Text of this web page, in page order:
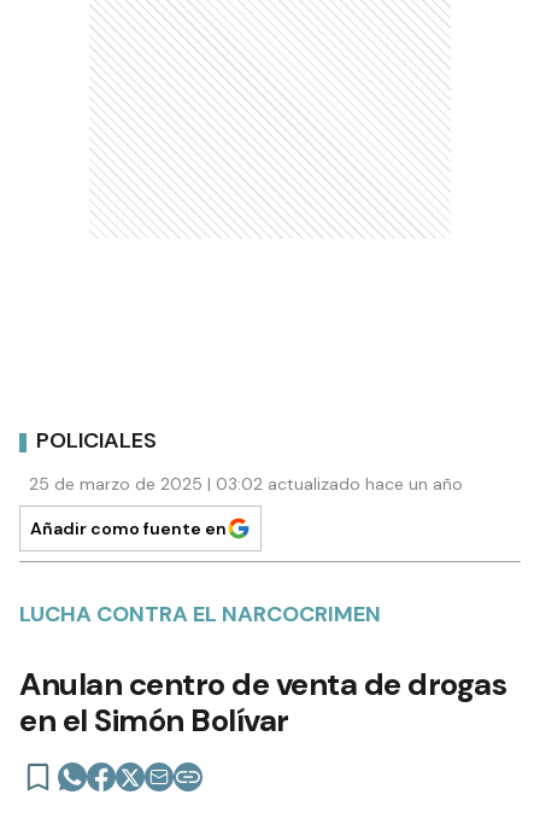
POLICIALES
25 de marzo de 2025 | 03:02 actualizado hace un año
Añadir como fuente en
LUCHA CONTRA EL NARCOCRIMEN
Anulan centro de venta de drogas
en el Simón Bolívar